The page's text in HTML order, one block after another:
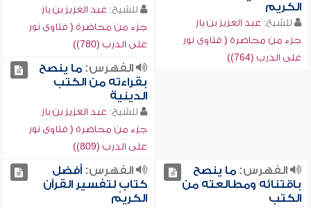
الكريم
للشيخ: عبد العزيز بن باز
جزء من محاضرة ( فتاوى نور
على الدرب (764))
للشيخ: عبد العزيز بن باز
جزء من محاضرة ( فتاوى نور
على الدرب (780))
الفهرس:ما ينصح
بقراءته من الكتب
الدينية
للشيخ: عبد العزيز بن باز
جزء من محاضرة ( فتاوى نور
على الدرب (809))
الفهرس:ما ينصح
باقتنائه ومطالعته من
الكتب
الفهرس:أفضل
كتابٍ لتفسير القرآن
الكريم